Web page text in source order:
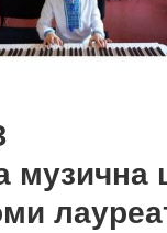
музична